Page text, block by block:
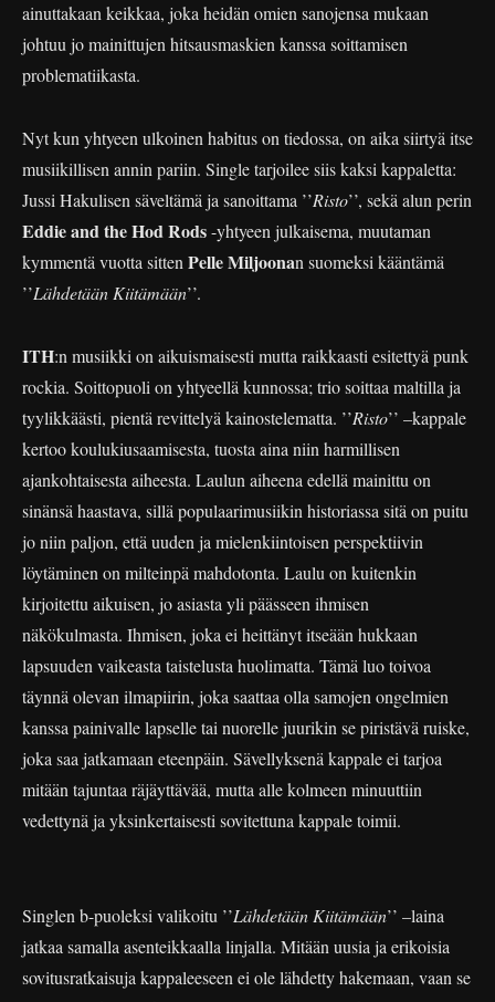
ainuttakaan keikkaa, joka heidän omien sanojensa mukaan
johtuu jo mainittujen hitsausmaskien kanssa soittamisen
problematiikasta.
Nyt kun yhtyeen ulkoinen habitus on tiedossa, on aika siirtyä itse
musiikillisen annin pariin. Single tarjoilee siis kaksi kappaletta:
Jussi Hakulisen säveltämä ja sanoittama ’’Risto’’, sekä alun perin
Eddie and the Hod Rods-yhtyeen julkaisema, muutaman
kymmentä vuotta sitten Pelle Miljoonan suomeksi kääntämä
’’Lähdetään Kiitämään’’.
ITH:n musiikki on aikuismaisesti mutta raikkaasti esitettyä punk
rockia. Soittopuoli on yhtyeellä kunnossa; trio soittaa maltilla ja
tyylikkäästi, pientä revittelyä kainostelematta. ’’Risto’’ –kappale
kertoo koulukiusaamisesta, tuosta aina niin harmillisen
ajankohtaisesta aiheesta. Laulun aiheena edellä mainittu on
sinänsä haastava, sillä populaarimusiikin historiassa sitä on puitu
jo niin paljon, että uuden ja mielenkiintoisen perspektiivin
löytäminen on milteinpä mahdotonta. Laulu on kuitenkin
kirjoitettu aikuisen, jo asiasta yli päässeen ihmisen
näkökulmasta. Ihmisen, joka ei heittänyt itseään hukkaan
lapsuuden vaikeasta taistelusta huolimatta. Tämä luo toivoa
täynnä olevan ilmapiirin, joka saattaa olla samojen ongelmien
kanssa painivalle lapselle tai nuorelle juurikin se piristävä ruiske,
joka saa jatkamaan eteenpäin. Sävellyksenä kappale ei tarjoa
mitään tajuntaa räjäyttävää, mutta alle kolmeen minuuttiin
vedettynä ja yksinkertaisesti sovitettuna kappale toimii.
Singlen b-puoleksi valikoitu ’’Lähdetään Kiitämään’’ –laina
jatkaa samalla asenteikkaalla linjalla. Mitään uusia ja erikoisia
sovitusratkaisuja kappaleeseen ei ole lähdetty hakemaan, vaan se